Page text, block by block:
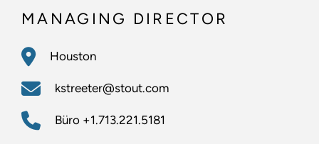
MANAGING DIRECTOR
Houston
kstreeter@stout.com
Büro +1.713.221.5181